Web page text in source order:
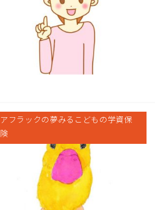
アフラックの夢みるこどもの学資保
険